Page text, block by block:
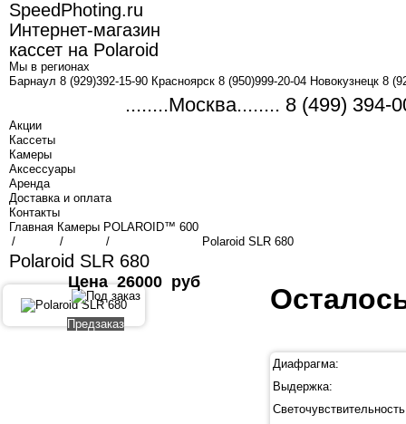
SpeedPhoting.ru
Интернет-магазин
кассет на Polaroid
Мы в регионах
Барнаул 8 (929)392-15-90 Красноярск 8 (950)999-20-04 Новокузнецк 8
........Москва........ 8 (499) 394-
Акции
Кассеты
Камеры
Аксессуары
Аренда
Доставка и оплата
Контакты
Главная
/
Камеры
/
POLAROID™ 600
/
Polaroid SLR 680
Polaroid SLR 680
Предзаказ
Цена 26000 руб
Диафрагма:
Выдержка: